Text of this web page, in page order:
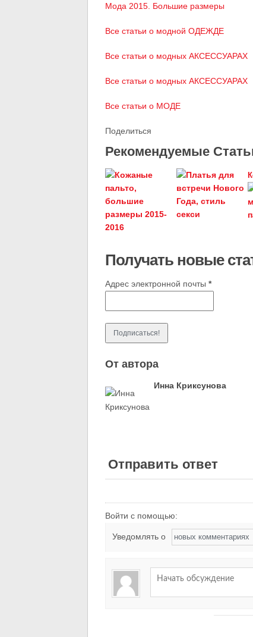
Мода 2015. Большие размеры
Все статьи о модной ОДЕЖДЕ
Все статьи о модных АКСЕССУАРАХ
Все статьи о модных АКСЕССУАРАХ
Все статьи о МОДЕ
Поделиться
Рекомендуемые
Получать новые
Адрес электронной почты *
От автора
Инна Криксунова
Отправить ответ
Войти с помощью:
Уведомлять о